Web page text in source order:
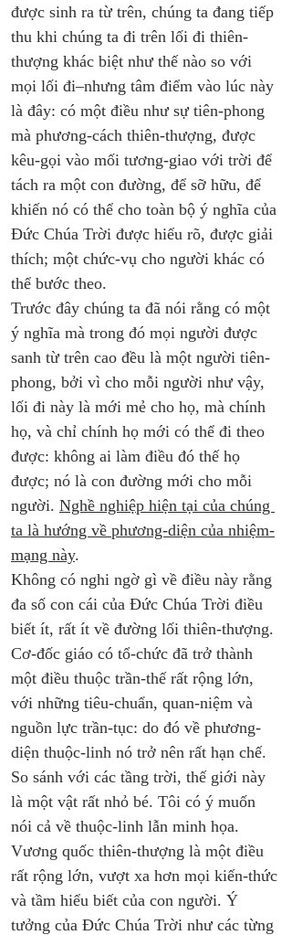
được sinh ra từ trên, chúng ta đang tiếp
thu khi chúng ta đi trên lối đi thiên-
thượng khác biệt như thế nào so với
mọi lối đi–nhưng tâm điểm vào lúc này
là đây: có một điều như sự tiên-phong
mà phương-cách thiên-thượng, được
kêu-gọi vào mối tương-giao với trời để
tách ra một con đường, để sỡ hữu, để
khiến nó có thể cho toàn bộ ý nghĩa của
Đức Chúa Trời được hiểu rõ, được giải
thích; một chức-vụ cho người khác có
thể bước theo.
Trước đây chúng ta đã nói rằng có một
ý nghĩa mà trong đó mọi người được
sanh từ trên cao đều là một người tiên-
phong, bởi vì cho mỗi người như vậy,
lối đi này là mới mẻ cho họ, mà chính
họ, và chỉ chính họ mới có thể đi theo
được: không ai làm điều đó thế họ
được; nó là con đường mới cho mỗi
người. Nghề nghiệp hiện tại của chúng
ta là hướng về phương-diện của nhiệm-
mạng này.
Không có nghi ngờ gì về điều này rằng
đa số con cái của Đức Chúa Trời điều
biết ít, rất ít về đường lối thiên-thượng.
Cơ-đốc giáo có tổ-chức đã trở thành
một điều thuộc trần-thế rất rộng lớn,
với những tiêu-chuẩn, quan-niệm và
nguồn lực trần-tục: do đó về phương-
diện thuộc-linh nó trở nên rất hạn chế.
So sánh với các tầng trời, thế giới này
là một vật rất nhỏ bé. Tôi có ý muốn
nói cả về thuộc-linh lẫn minh họa.
Vương quốc thiên-thượng là một điều
rất rộng lớn, vượt xa hơn mọi kiến-thức
và tầm hiểu biết của con người. Ý
tưởng của Đức Chúa Trời như các từng